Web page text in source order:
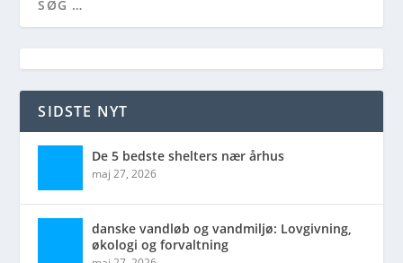
SIDSTE NYT
De 5 bedste shelters nær århus
maj 27, 2026
danske vandløb og vandmiljø: Lovgivning,
økologi og forvaltning